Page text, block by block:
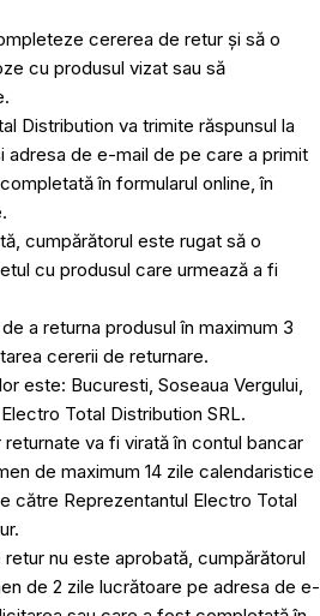
cererea de retur și să o
cu produsul vizat sau să
Distribution va trimite răspunsul la
de e-mail de pe care a primit
în formularul online, în
cumpărătorul este rugat să o
cu produsul care urmează a fi
a returna produsul în maximum 3
cererii de returnare.
este: Bucuresti, Soseaua Vergului,
Total Distribution SRL.
va fi virată în contul bancar
de maximum 14 zile calendaristice
către Reprezentantul Electro Total
nu este aprobată, cumpărătorul
de 2 zile lucrătoare pe adresa de e-